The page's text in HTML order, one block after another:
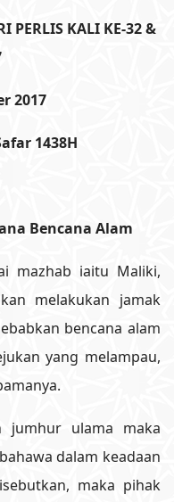
PERLIS KALI KE-32 &
2017
1438H
Bencana Alam
mazhab iaitu Maliki,
melakukan jamak
bencana alam
yang melampau,
jumhur ulama maka
dalam keadaan
maka pihak